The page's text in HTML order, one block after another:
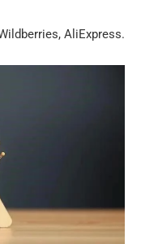
AliExpress.